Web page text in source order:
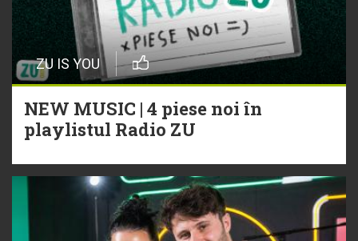
ZU IS YOU
NEW MUSIC | 4 piese noi în
playlistul Radio ZU